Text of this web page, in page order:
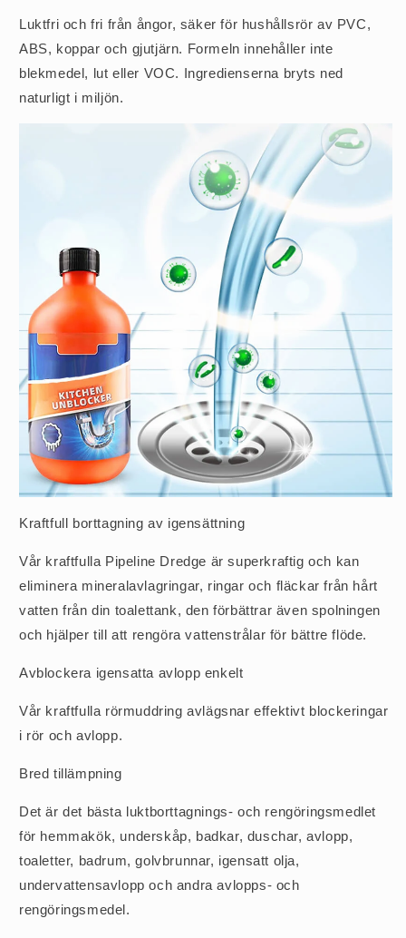
Luktfri och fri från ångor, säker för hushållsrör av PVC,
ABS, koppar och gjutjärn. Formeln innehåller inte
blekmedel, lut eller VOC. Ingredienserna bryts ned
naturligt i miljön.
Kraftfull borttagning av igensättning
Vår kraftfulla Pipeline Dredge är superkraftig och kan
eliminera mineralavlagringar, ringar och fläckar från hårt
vatten från din toalettank, den förbättrar även spolningen
och hjälper till att rengöra vattenstrålar för bättre flöde.
Avblockera igensatta avlopp enkelt
Vår kraftfulla rörmuddring avlägsnar effektivt blockeringar
i rör och avlopp.
Bred tillämpning
Det är det bästa luktborttagnings- och rengöringsmedlet
för hemmakök, underskåp, badkar, duschar, avlopp,
toaletter, badrum, golvbrunnar, igensatt olja,
undervattensavlopp och andra avlopps- och
rengöringsmedel.